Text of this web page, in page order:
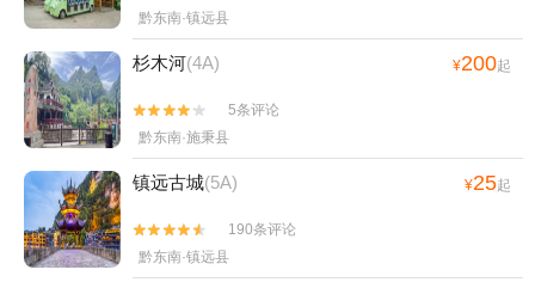
黔东南·镇远县
杉木河(4A) ¥200起


5条评论
黔东南·施秉县
镇远古城(5A) ¥25起


190条评论
黔东南·镇远县